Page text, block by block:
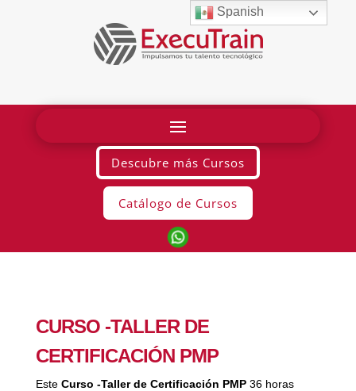
Descubre más Cursos
Catálogo de Cursos
CURSO -TALLER DE
CERTIFICACIÓN PMP
Este Curso -Taller de Certificación PMP 36 horas
Spanish